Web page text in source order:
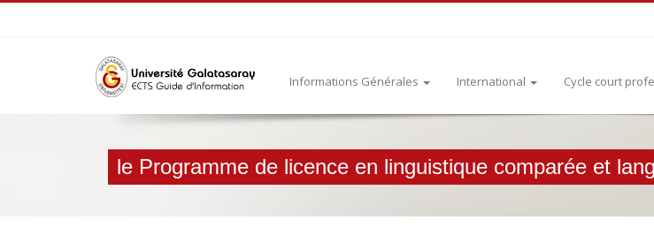
Informations Générales International Cycle court
le Programme de licence en linguistique comparée et